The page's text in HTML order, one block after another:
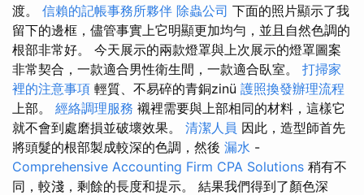
渡。 信賴的記帳事務所夥伴 除蟲公司 下面的照片顯示了我
留下的邊框，儘管事實上它明顯更加均勻，並且自然色調的
根部非常好。 今天展示的兩款燈罩與上次展示的燈罩圖案
非常契合，一款適合男性衛生間，一款適合臥室。 打掃家
裡的注意事項 輕質、不易碎的青銅zinü 護照換發辦理流程
上部。 經絡調理服務 襯裡需要與上部相同的材料，這樣它
就不會到處磨損並破壞效果。 清潔人員 因此，造型師首先
將頭髮的根部製成較深的色調，然後 漏水 -
Comprehensive Accounting Firm CPA Solutions 稍有不
同，較淺，剩餘的長度和提示。 結果我們得到了顏色深